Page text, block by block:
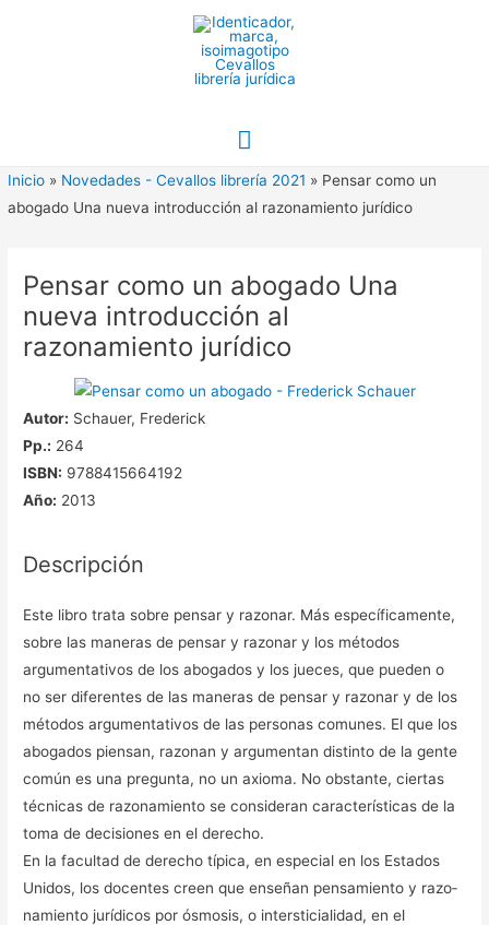
Menú
principal
Inicio » Novedades - Cevallos librería 2021 » Pensar como un
abogado Una nueva introducción al razonamiento jurídico
Pensar como un abogado Una
nueva introducción al
razonamiento jurídico
Autor: Schauer, Frederick
Pp.: 264
ISBN: 9788415664192
Año: 2013
Descripción
Este libro trata sobre pensar y razonar. Más específicamente,
sobre las maneras de pensar y razonar y los métodos
argumentativos de los abogados y los jueces, que pueden o
no ser diferentes de las maneras de pensar y razonar y de los
métodos argumentativos de las personas comunes. El que los
abogados piensan, razonan y argumentan distinto de la gente
común es una pregunta, no un axioma. No obstante, ciertas
técnicas de razonamiento se consideran características de la
toma de decisiones en el derecho.
En la facultad de derecho típica, en especial en los Estados
Unidos, los docentes creen que enseñan pensamiento y razo­
namiento jurídicos por ósmosis, o intersticialidad, en el